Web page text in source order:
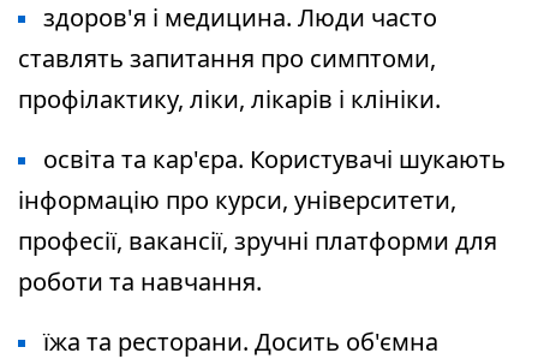
здоров'я і медицина. Люди часто
ставлять запитання про симптоми,
профілактику, ліки, лікарів і клініки.
освіта та кар'єра. Користувачі шукають
інформацію про курси, університети,
професії, вакансії, зручні платформи для
роботи та навчання.
їжа та ресторани. Досить об'ємна